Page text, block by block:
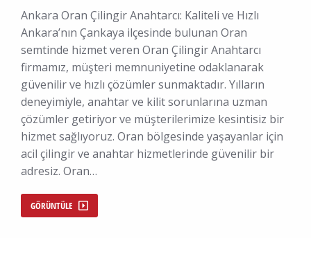
Ankara Oran Çilingir Anahtarcı: Kaliteli ve Hızlı
Ankara’nın Çankaya ilçesinde bulunan Oran
semtinde hizmet veren Oran Çilingir Anahtarcı
firmamız, müşteri memnuniyetine odaklanarak
güvenilir ve hızlı çözümler sunmaktadır. Yılların
deneyimiyle, anahtar ve kilit sorunlarına uzman
çözümler getiriyor ve müşterilerimize kesintisiz bir
hizmet sağlıyoruz. Oran bölgesinde yaşayanlar için
acil çilingir ve anahtar hizmetlerinde güvenilir bir
adresiz. Oran…
GÖRÜNTÜLE